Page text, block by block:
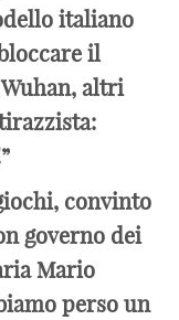
italiano
il
altri
convinto
governo dei
Mario
perso un